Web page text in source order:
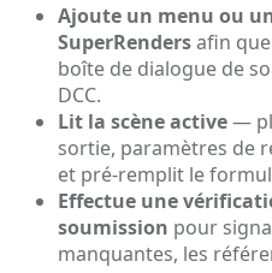
Ajoute un menu ou
SuperRendersafin
boîte de dialogue de
DCC.
Lit la scène active—
sortie, paramètres de
et pré-remplit le
Effectue une
soumission pour
manquantes, les